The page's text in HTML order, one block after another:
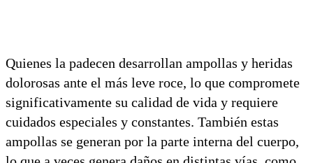
Quienes la padecen desarrollan ampollas y heridas
dolorosas ante el más leve roce, lo que compromete
significativamente su calidad de vida y requiere
cuidados especiales y constantes. También estas
ampollas se generan por la parte interna del cuerpo,